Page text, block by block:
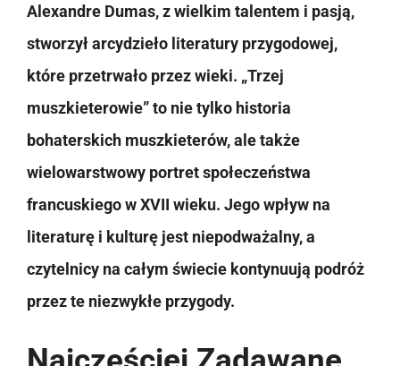
Alexandre Dumas, z wielkim talentem i pasją,
stworzył arcydzieło literatury przygodowej,
które przetrwało przez wieki. „Trzej
muszkieterowie” to nie tylko historia
bohaterskich muszkieterów, ale także
wielowarstwowy portret społeczeństwa
francuskiego w XVII wieku. Jego wpływ na
literaturę i kulturę jest niepodważalny, a
czytelnicy na całym świecie kontynuują podróż
przez te niezwykłe przygody.